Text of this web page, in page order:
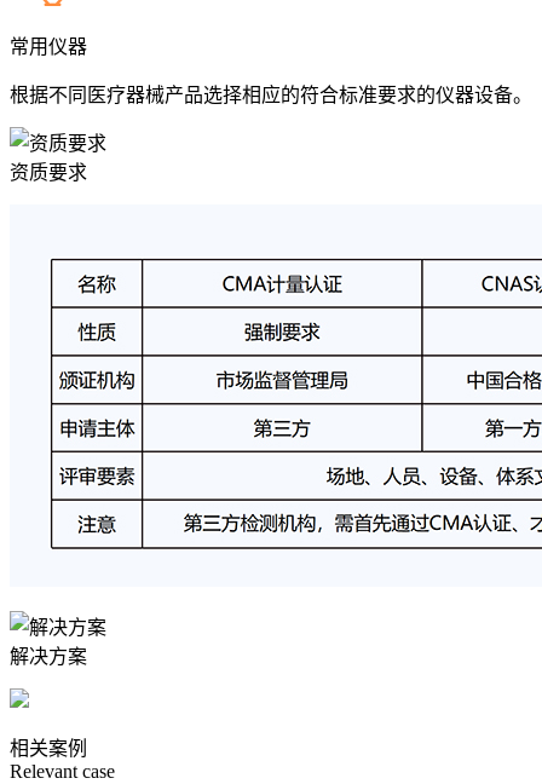
常用仪器
根据不同医疗器械产品选择相应的符合标准要求的仪器设备。
资质要求
解决方案
相关案例
Relevant case